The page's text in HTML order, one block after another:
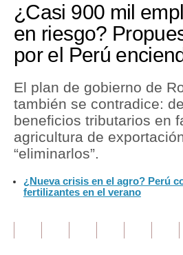
Perú
Política
Finanzas Personales
Inmobiliarias
Plus G
Opinión
¿Casi 900 mil
en riesgo?
por el Perú
El plan de gobierno de
también se contradice:
beneficios tributarios en
agricultura de
“eliminarlos”.
¿Nueva crisis en el agro? Perú
fertilizantes en el verano